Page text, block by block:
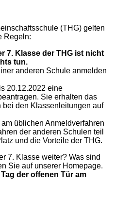
(THG) gelten
Regeln:
7. Klasse der THG ist nicht
tun.
anderen Schule anmelden
20.12.2022 eine
Sie erhalten das
bei den Klassenleitungen auf
üblichen Anmeldverfahren
der anderen Schulen teil
und die Vorteile der THG.
7. Klasse weiter? Was sind
Sie auf unserer Homepage.
Tag der offenen Tür am